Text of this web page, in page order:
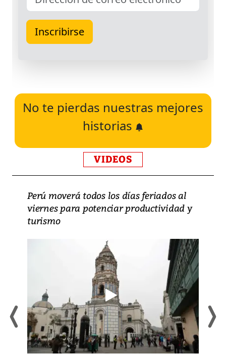
No te pierdas nuestras mejores
historias
VIDEOS
Perú moverá todos los días feriados al
viernes para potenciar productividad y
turismo